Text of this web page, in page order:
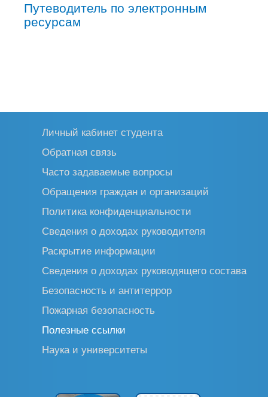
Путеводитель по электронным
ресурсам
Личный кабинет студента
Обратная связь
Часто задаваемые вопросы
Обращения граждан и организаций
Политика конфиденциальности
Сведения о доходах руководителя
Раскрытие информации
Сведения о доходах руководящего состава
Безопасность и антитеррор
Пожарная безопасность
Полезные ссылки
Наука и университеты